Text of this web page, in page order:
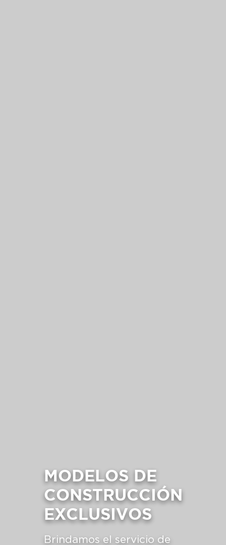
MODELOS DE
CONSTRUCCIÓN
EXCLUSIVOS
Brindamos el servicio de